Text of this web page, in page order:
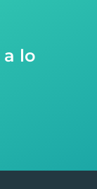
a lo